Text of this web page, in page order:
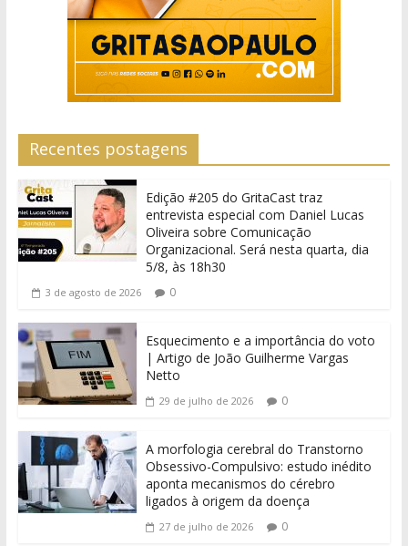
Recentes postagens
Edição #205 do GritaCast traz
entrevista especial com Daniel Lucas
Oliveira sobre Comunicação
Organizacional. Será nesta quarta, dia
5/8, às 18h30
3 de agosto de 2026 0
Esquecimento e a importância do voto
| Artigo de João Guilherme Vargas
Netto
29 de julho de 2026 0
A morfologia cerebral do Transtorno
Obsessivo-Compulsivo: estudo inédito
aponta mecanismos do cérebro
ligados à origem da doença
27 de julho de 2026 0